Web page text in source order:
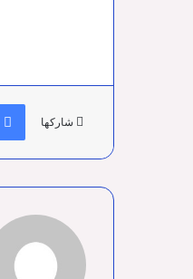
شاركها